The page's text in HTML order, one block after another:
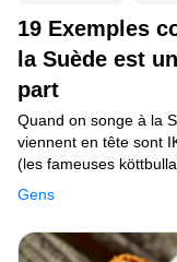
19 Exemples
la Suède est
part
Gens
Quand on songe à la
viennent en tête sont
(les fameuses
héros des livres pour
Brindacier ou bien
robustes berlines
d’une petite pâtisserie